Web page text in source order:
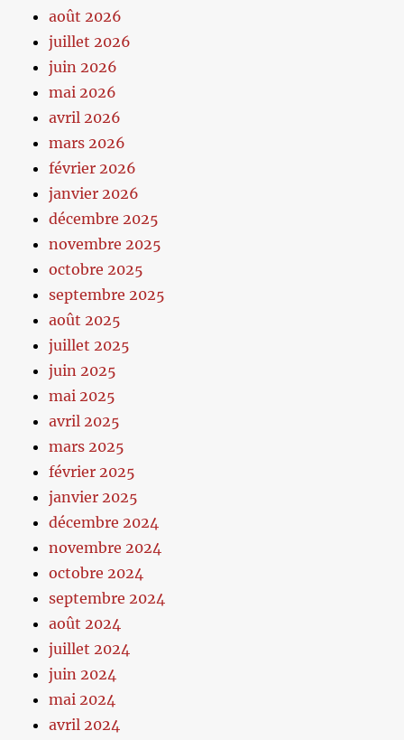
août 2026
juillet 2026
juin 2026
mai 2026
avril 2026
mars 2026
février 2026
janvier 2026
décembre 2025
novembre 2025
octobre 2025
septembre 2025
août 2025
juillet 2025
juin 2025
mai 2025
avril 2025
mars 2025
février 2025
janvier 2025
décembre 2024
novembre 2024
octobre 2024
septembre 2024
août 2024
juillet 2024
juin 2024
mai 2024
avril 2024